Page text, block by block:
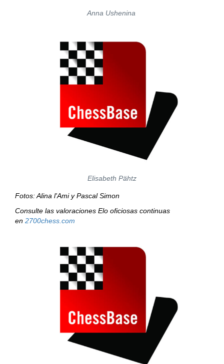
Anna Ushenina
Elisabeth Pähtz
Fotos: Alina l'Ami y Pascal Simon
Consulte las valoraciones Elo oficiosas continuas
en 2700chess.com